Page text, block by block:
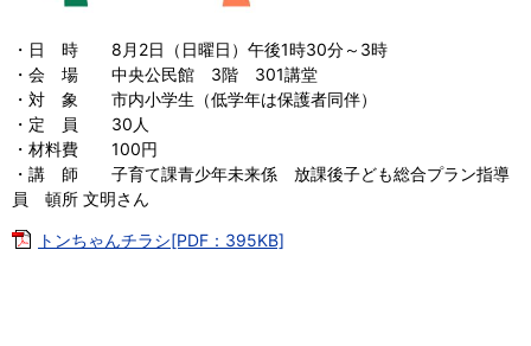
・日 時 8月2日（日曜日）午後1時30分～3時
・会 場 中央公民館 3階 301講堂
・対 象 市内小学生（低学年は保護者同伴）
・定 員 30人
・材料費 100円
・講 師 子育て課青少年未来係 放課後子ども総合プラン指導
員 頓所 文明さん
トンちゃんチラシ[PDF：395KB]